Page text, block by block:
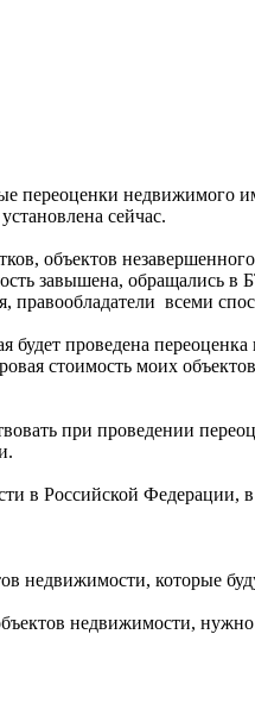
переоценки недвижимого
сейчас.
объектов
завышена, обращались
правообладатели всеми
проведена
стоимость моих
при проведении
в Российской Федерации,
которые
недвижимости,